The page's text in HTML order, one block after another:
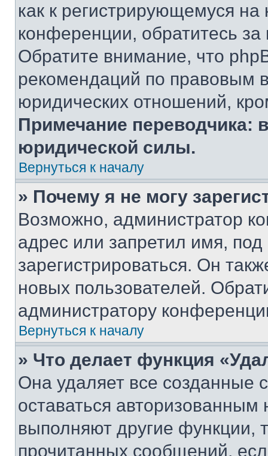
как к регистрирующемуся
конференции, обратитесь
Обратите внимание, что
рекомендаций по правовым
юридических отношений,
Примечание переводчика:
юридической силы.
Вернуться к началу
» Почему я не могу
Возможно, администратор
адрес или запретил имя,
зарегистрироваться. Он
новых пользователей.
администратору
Вернуться к началу
» Что делает функция
Она удаляет все созданные
оставаться
выполняют другие функции,
прочитанных сообщений,